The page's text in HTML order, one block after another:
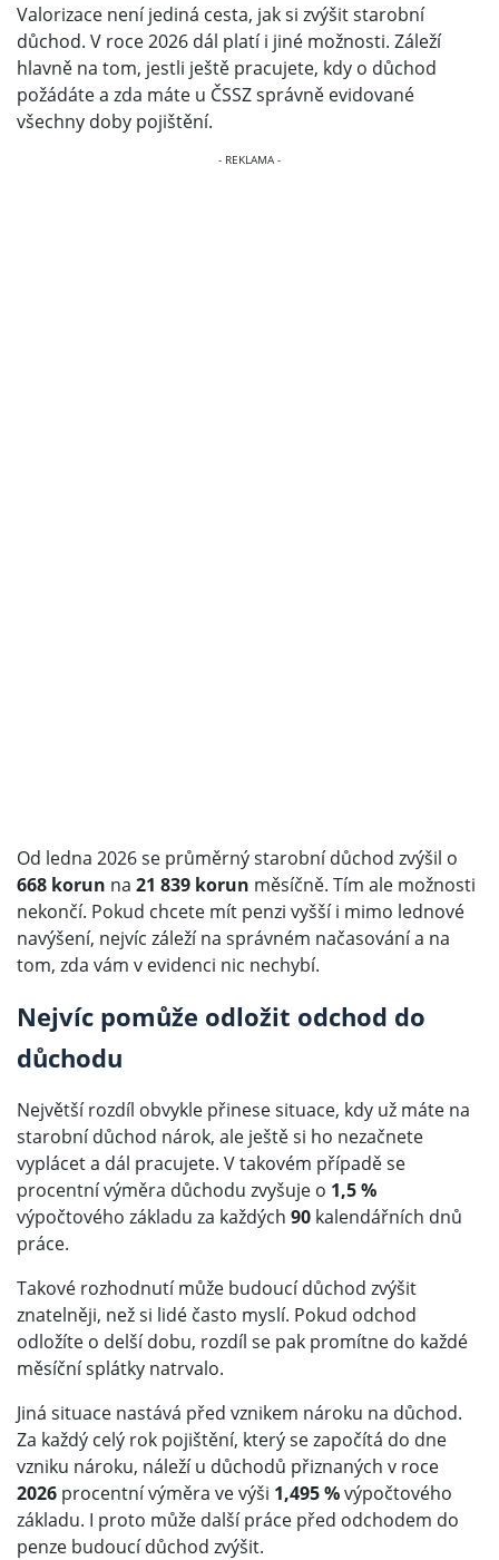
Valorizace není jediná cesta, jak si zvýšit starobní
důchod. V roce 2026 dál platí i jiné možnosti. Záleží
hlavně na tom, jestli ještě pracujete, kdy o důchod
požádáte a zda máte u ČSSZ správně evidované
všechny doby pojištění.
Od ledna 2026 se průměrný starobní důchod zvýšil o
668 korun na 21 839 korun měsíčně. Tím ale možnosti
nekončí. Pokud chcete mít penzi vyšší i mimo lednové
navýšení, nejvíc záleží na správném načasování a na
tom, zda vám v evidenci nic nechybí.
Nejvíc pomůže odložit odchod do
důchodu
Největší rozdíl obvykle přinese situace, kdy už máte na
starobní důchod nárok, ale ještě si ho nezačnete
vyplácet a dál pracujete. V takovém případě se
procentní výměra důchodu zvyšuje o 1,5 %
výpočtového základu za každých 90 kalendářních dnů
práce.
Takové rozhodnutí může budoucí důchod zvýšit
znatelněji, než si lidé často myslí. Pokud odchod
odložíte o delší dobu, rozdíl se pak promítne do každé
měsíční splátky natrvalo.
Jiná situace nastává před vznikem nároku na důchod.
Za každý celý rok pojištění, který se započítá do dne
vzniku nároku, náleží u důchodů přiznaných v roce
2026 procentní výměra ve výši 1,495 %výpočtového
základu. I proto může další práce před odchodem do
penze budoucí důchod zvýšit.